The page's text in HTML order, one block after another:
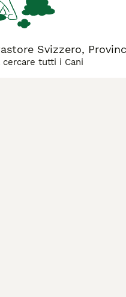
Svizzero,
cercare tutti i Cani